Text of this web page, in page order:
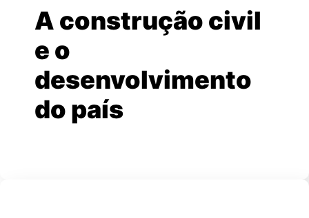
A construção civil
e o
desenvolvimento
do país